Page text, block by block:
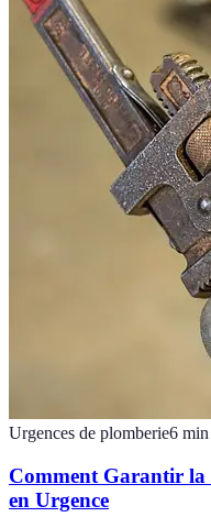
Urgences de plomberie6 min
Comment Garantir
en Urgence